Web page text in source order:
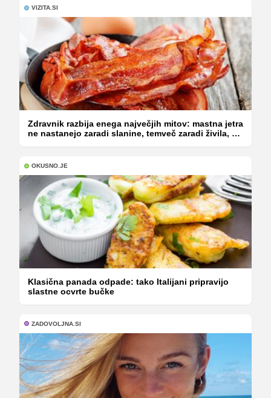
VIZITA.SI
Zdravnik razbija enega največjih mitov: mastna jetra
ne nastanejo zaradi slanine, temveč zaradi živila, ki
OKUSNO.JE
Klasična panada odpade: tako Italijani pripravijo
slastne ocvrte bučke
ZADOVOLJNA.SI